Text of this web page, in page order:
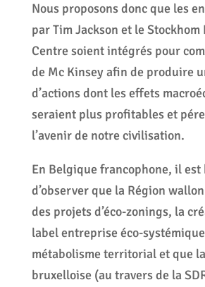
Nous proposons donc que les
par Tim Jackson et le Stockhom
Centre soient intégrés pour
de Mc Kinsey afin de produire
d’actions dont les effets
seraient plus profitables et
l’avenir de notre civilisation.
En Belgique francophone, il est
d’observer que la Région
des projets d’éco-zonings, la
label entreprise éco-
métabolisme territorial et que
bruxelloise (au travers de la